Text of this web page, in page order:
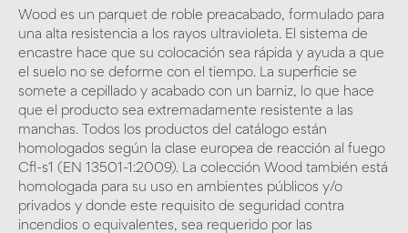
Wood es un parquet de roble preacabado, formulado para
una alta resistencia a los rayos ultravioleta. El sistema de
encastre hace que su colocación sea rápida y ayuda a que
el suelo no se deforme con el tiempo. La superficie se
somete a cepillado y acabado con un barniz, lo que hace
que el producto sea extremadamente resistente a las
manchas. Todos los productos del catálogo están
homologados según la clase europea de reacción al fuego
Cfl-s1 (EN 13501-1:2009). La colección Wood también está
homologada para su uso en ambientes públicos y/o
privados y donde este requisito de seguridad contra
incendios o equivalentes, sea requerido por las